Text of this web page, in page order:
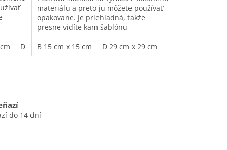
D 29 cm x 29 cm
materiálu a preto ju môžete používať
opakovane. Je priehľadná, takže
presne vidíte kam šablónu
B 15 cm x 15 cm
D 29 cm x 29 cm
do 14 dní